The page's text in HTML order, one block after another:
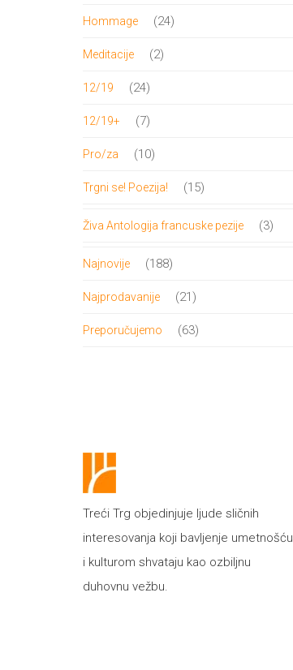
Hommage 2424
Meditacije 22
12/19 2424
12/19+ 77
Pro/za 1010
Trgni se! Poezija! 1515
Živa Antologija francuske pezije 33
Najnovije 188188
Najprodavanije 2121
Preporučujemo 6363
Treći Trg objedinjuje ljude sličnih
interesovanja koji bavljenje umetnošću
i kulturom shvataju kao ozbiljnu
duhovnu vežbu.